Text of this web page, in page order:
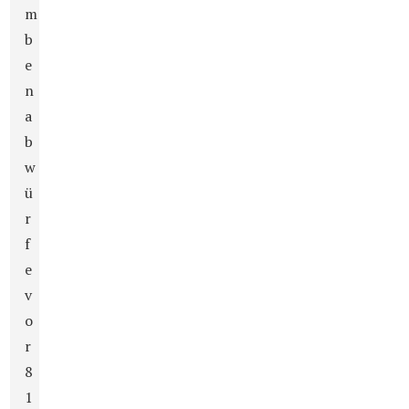
m
b
e
n
a
b
w
ü
r
f
e
v
o
r
8
1